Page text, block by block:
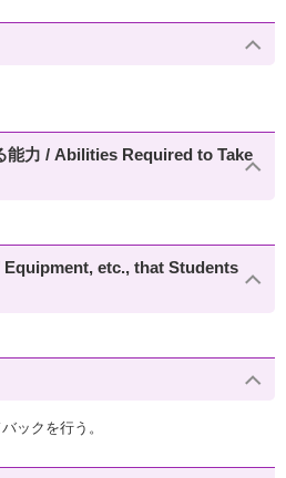
能力 / Abilities Required to Take
Equipment, etc., that Students
ックを行う。